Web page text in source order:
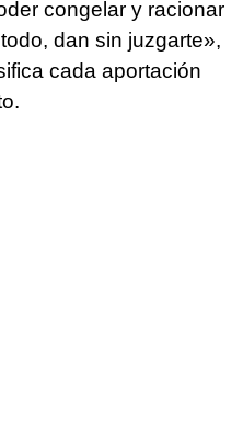
congelar y racionar
dan sin juzgarte»,
cada aportación